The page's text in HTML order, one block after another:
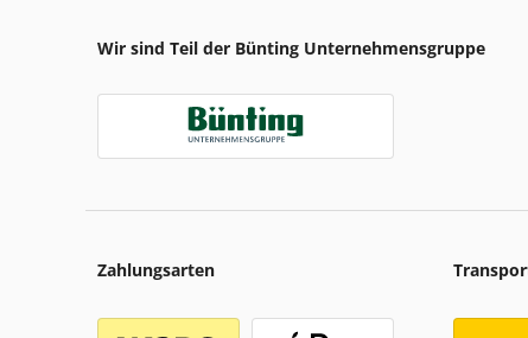
Wir sind Teil der Bünting Unternehmensgruppe
Zahlungsarten